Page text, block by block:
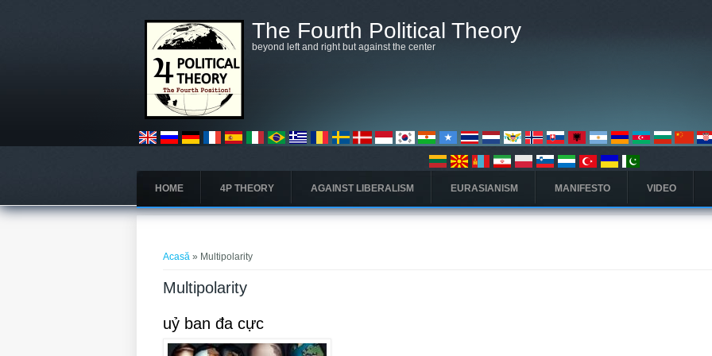
The Fourth Political Theory
beyond left and right but against the center
HOME 4P THEORY AGAINST LIBERALISM EURASIANISM MANIFESTO VIDEO
Acasă » Multipolarity
Multipolarity
uỷ ban đa cực